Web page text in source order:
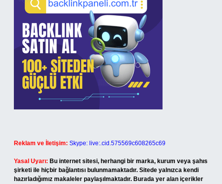
Reklam ve İletişim: Skype: live:.cid.575569c608265c69
Yasal Uyarı: Bu internet sitesi, herhangi bir marka, kurum veya şahıs
şirketi ile hiçbir bağlantısı bulunmamaktadır. Sitede yalnızca kendi
hazırladığımız makaleler paylaşılmaktadır. Burada yer alan içerikler